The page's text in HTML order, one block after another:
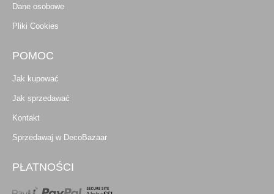
Dane osobowe
Pliki Cookies
POMOC
Jak kupować
Jak sprzedawać
Kontakt
Sprzedawaj w DecoBazaar
PŁATNOŚCI